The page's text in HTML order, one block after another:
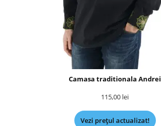
Camasa traditionala Andrei
115,00 lei
Vezi prețul actualizat!